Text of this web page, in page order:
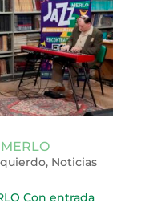
, Noticias
Con entrada